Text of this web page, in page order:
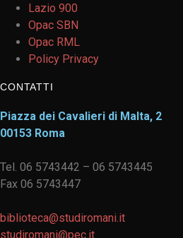
Lazio 900
Opac SBN
Opac RML
Policy Privacy
CONTATTI
Piazza dei Cavalieri di Malta, 2
00153 Roma
Tel. 06 5743442 – 06 5743445
Fax 06 5743447
biblioteca@studiromani.it
studiromani@pec.it